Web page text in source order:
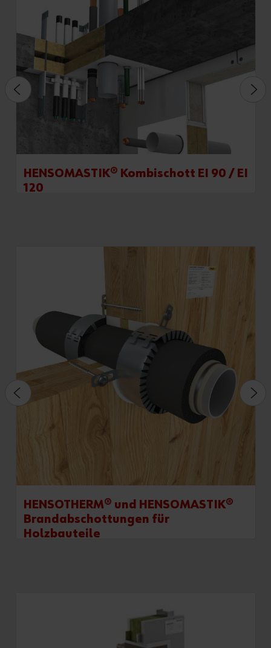
HENSOMASTIK® Kombischott EI 90 / EI
120
HENSOTHERM® und HENSOMASTIK®
Brandabschottungen für
Holzbauteile